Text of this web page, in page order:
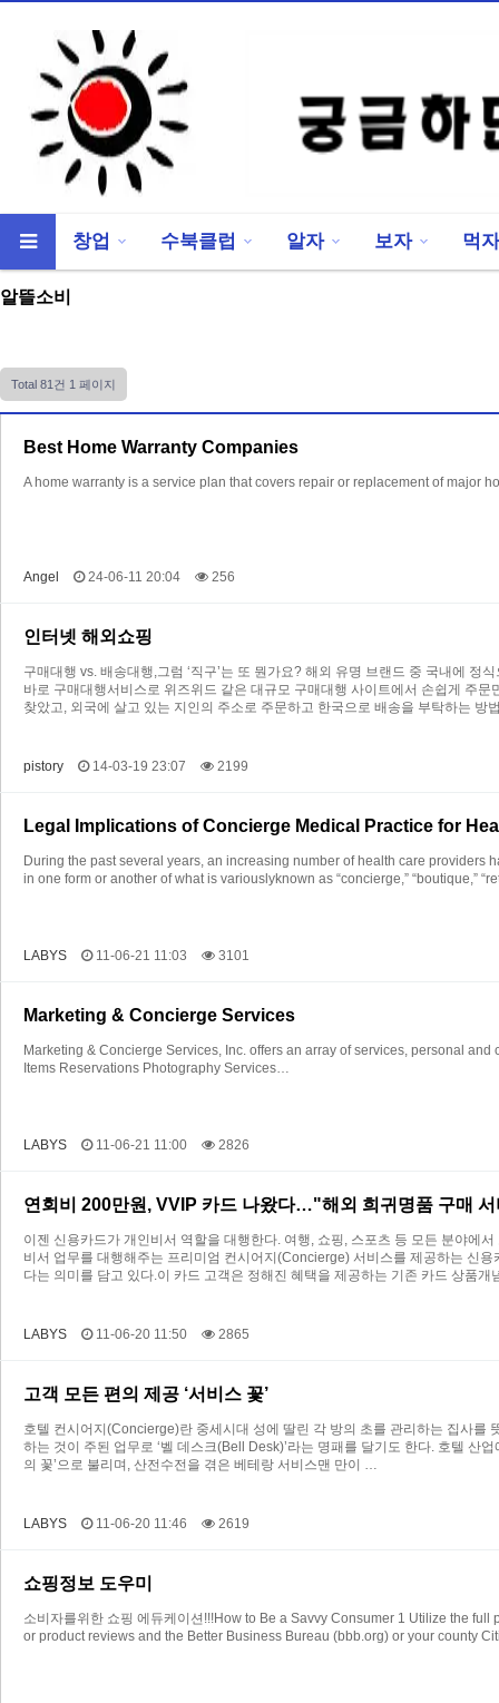
창업 수북클럽 알자 보자
먹자
알뜰소비
Total 81건 1 페이지
Best Home Warranty Companies
A home warranty is a service plan that covers repair or replacement of major
Angel 24-06-11 20:04 256
인터넷 해외쇼핑
구매대행 vs. 배송대행,그럼 ‘직구’는 또 뭔가요? 해외 유명 브랜드 중 국내에
바로 구매대행서비스로 위즈위드 같은 대규모 구매대행 사이트에서 손쉽게 주
찾았고, 외국에 살고 있는 지인의 주소로 주문하고 한국으로 배송을 부탁하는
pistory 14-03-19 23:07 2199
Legal Implications of Concierge Medical Practice for
During the past several years, an increasing number of health care
in one form or another of what is variouslyknown as “concierge,” “boutique,”
LABYS 11-06-21 11:03 3101
Marketing & Concierge Services
Marketing & Concierge Services, Inc. offers an array of services, personal
Items Reservations Photography Services…
LABYS 11-06-21 11:00 2826
연회비 200만원, VVIP 카드 나왔다…"해외 희귀명품 구매
이젠 신용카드가 개인비서 역할을 대행한다. 여행, 쇼핑, 스포츠 등 모든 분야에
비서 업무를 대행해주는 프리미엄 컨시어지(Concierge) 서비스를 제공하는 신
다는 의미를 담고 있다.이 카드 고객은 정해진 혜택을 제공하는 기존 카드 상품
LABYS 11-06-20 11:50 2865
고객 모든 편의 제공 ‘서비스 꽃’
호텔 컨시어지(Concierge)란 중세시대 성에 딸린 각 방의 초를 관리하는 집사를
하는 것이 주된 업무로 ‘벨 데스크(Bell Desk)’라는 명패를 달기도 한다. 호텔 산
의 꽃’으로 불리며, 산전수전을 겪은 베테랑 서비스맨 만이 …
LABYS 11-06-20 11:46 2619
쇼핑정보 도우미
소비자를위한 쇼핑 에듀케이션!!!How to Be a Savvy Consumer 1 Utilize the
or product reviews and the Better Business Bureau (bbb.org) or your county